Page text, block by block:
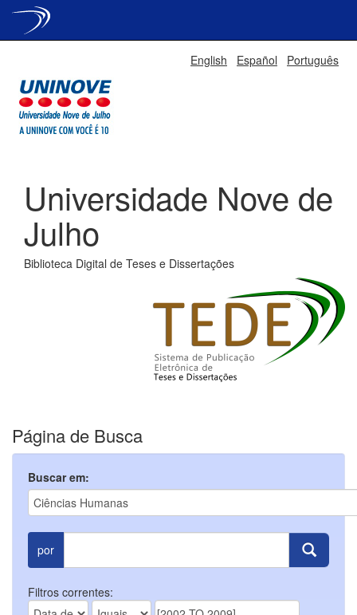
English Español Português
Universidade Nove de
Julho
Biblioteca Digital de Teses e Dissertações
Página de Busca
Buscar em:
por
Filtros correntes: